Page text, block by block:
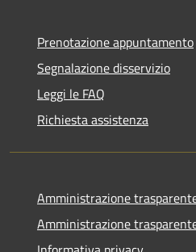
Prenotazione appuntamento
Segnalazione disservizio
Leggi le FAQ
Richiesta assistenza
Amministrazione
Amministrazione